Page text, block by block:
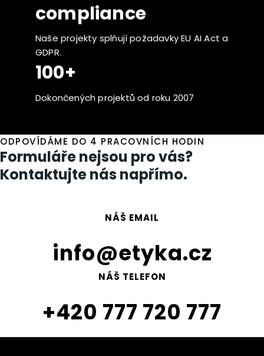
compliance
Naše projekty splňují požadavky EU AI Act a
GDPR.
100+
Dokončených projektů od roku 2007
ODPOVÍDÁME DO 4 PRACOVNÍCH HODIN
Formuláře nejsou pro vás?
Kontaktujte nás napřímo.
NÁŠ EMAIL
info@etyka.cz
NÁŠ TELEFON
+420 777 720 777